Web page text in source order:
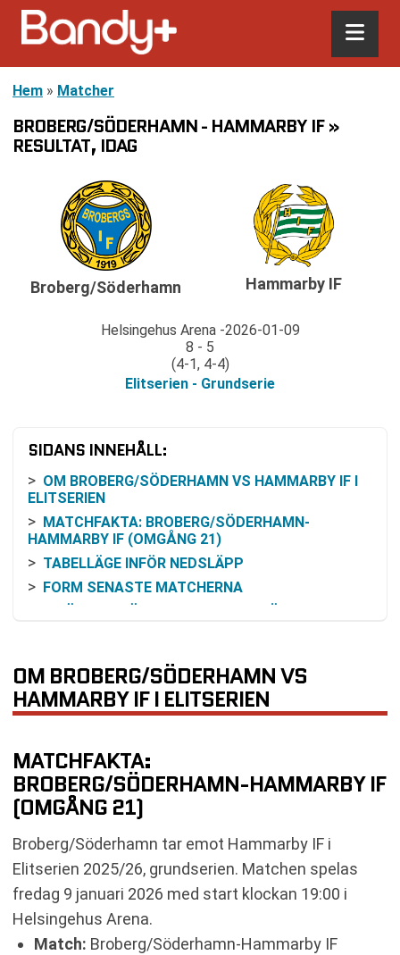
Hem » Matcher
BROBERG/SÖDERHAMN - HAMMARBY IF »
RESULTAT, IDAG
Broberg/Söderhamn
Helsingehus Arena 2026-01-09
8 - 5
(4-1, 4-4)
Elitserien - Grundserie
Hammarby IF
SIDANS INNEHÅLL:
OM BROBERG/SÖDERHAMN VS HAMMARBY IF I
ELITSERIEN
MATCHFAKTA: BROBERG/SÖDERHAMN-
HAMMARBY IF (OMGÅNG 21)
TABELLÄGE INFÖR NEDSLÄPP
FORM SENASTE MATCHERNA
RESONEMANG KRING ODDS OCH VINSTCHANS
UTIFRÅN TILLGÄNGLIGA FAKTA
KOMMANDE MATCHER EFTER OMGÅNG 21
SENASTE RESULTAT BROBERG/SÖDERHAMN
SENASTE RESULTAT HAMMARBY IF
RESULTAT INBÖRDES MÖTEN
TABELL
RELATERADE NYHETER
OM BROBERG/SÖDERHAMN VS
HAMMARBY IF I ELITSERIEN
MATCHFAKTA:
BROBERG/SÖDERHAMN-HAMMARBY IF
(OMGÅNG 21)
Broberg/Söderhamn tar emot Hammarby IF i
Elitserien 2025/26, grundserien. Matchen spelas
fredag 9 januari 2026 med start klockan 19:00 i
Helsingehus Arena.
Match: Broberg/Söderhamn-Hammarby IF